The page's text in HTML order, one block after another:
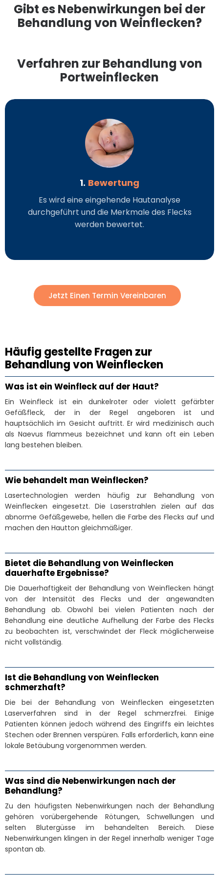
Gibt es Nebenwirkungen bei der
Behandlung von Weinflecken?
Verfahren zur Behandlung von
Portweinflecken
1. Bewertung
Es wird eine eingehende Hautanalyse
durchgeführt und die Merkmale des Flecks
werden bewertet.
Jetzt Einen Termin Vereinbaren
Häufig gestellte Fragen zur
Behandlung von Weinflecken
Was ist ein Weinfleck auf der Haut?
Ein Weinfleck ist ein dunkelroter oder violett gefärbter
Gefäßfleck, der in der Regel angeboren ist und
hauptsächlich im Gesicht auftritt. Er wird medizinisch auch
als Naevus flammeus bezeichnet und kann oft ein Leben
lang bestehen bleiben.
Wie behandelt man Weinflecken?
Lasertechnologien werden häufig zur Behandlung von
Weinflecken eingesetzt. Die Laserstrahlen zielen auf das
abnorme Gefäßgewebe, hellen die Farbe des Flecks auf und
machen den Hautton gleichmäßiger.
Bietet die Behandlung von Weinflecken
dauerhafte Ergebnisse?
Die Dauerhaftigkeit der Behandlung von Weinflecken hängt
von der Intensität des Flecks und der angewandten
Behandlung ab. Obwohl bei vielen Patienten nach der
Behandlung eine deutliche Aufhellung der Farbe des Flecks
zu beobachten ist, verschwindet der Fleck möglicherweise
nicht vollständig.
Ist die Behandlung von Weinflecken
schmerzhaft?
Die bei der Behandlung von Weinflecken eingesetzten
Laserverfahren sind in der Regel schmerzfrei. Einige
Patienten können jedoch während des Eingriffs ein leichtes
Stechen oder Brennen verspüren. Falls erforderlich, kann eine
lokale Betäubung vorgenommen werden.
Was sind die Nebenwirkungen nach der
Behandlung?
Zu den häufigsten Nebenwirkungen nach der Behandlung
gehören vorübergehende Rötungen, Schwellungen und
selten Blutergüsse im behandelten Bereich. Diese
Nebenwirkungen klingen in der Regel innerhalb weniger Tage
spontan ab.